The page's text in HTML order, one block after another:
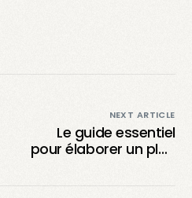
NEXT ARTICLE
Le guide essentiel
pour élaborer un plan